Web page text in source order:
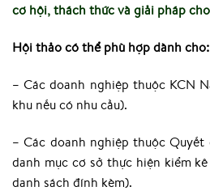
cơ hội, thách thức và giải pháp
Hội thảo có thể phù hợp dành cho:
– Các doanh nghiệp thuộc KCN
khu nếu có nhu cầu).
– Các doanh nghiệp thuộc
danh mục cơ sở thực hiện kiểm
danh sách đính kèm).